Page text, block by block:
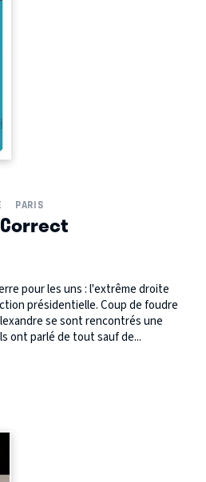
PARIS
pour les uns : l'extrême droite
présidentielle. Coup de foudre
se sont rencontrés une
ont parlé de tout sauf de...